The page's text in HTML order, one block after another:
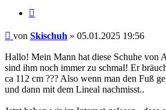
Beitrag
von Skischuh » 05.01.2025 19:56
Hallo! Mein Mann hat diese Schuhe von
sind ihm noch immer zu schmal! Er
ca 112 cm ??? Also wenn man den Fuß
und dann mit dem Lineal nachmisst..